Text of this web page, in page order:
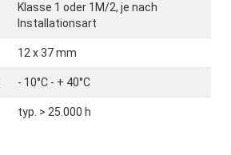
Klasse 1 oder 1M/2, je nach
Installationsart
12 x 37 mm
- 10°C - + 40°C
typ. > 25.000 h